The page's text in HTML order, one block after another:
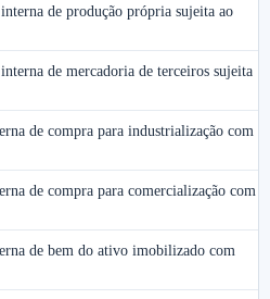
de produção própria sujeita ao
de mercadoria de terceiros sujeita
de compra para industrialização com
de compra para comercialização com
de bem do ativo imobilizado com